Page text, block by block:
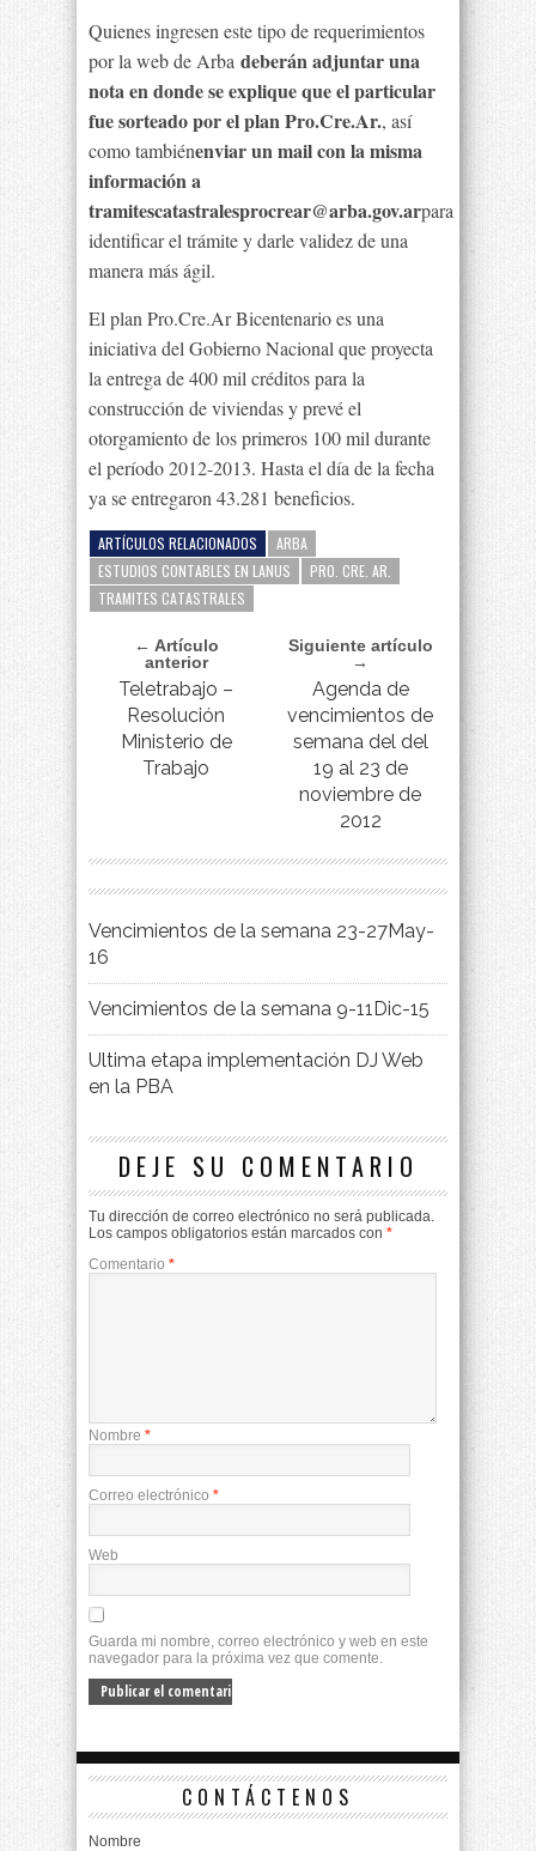
Quienes ingresen este tipo de requerimientos
por la web de Arba deberán adjuntar una
nota en donde se explique que el particular
fue sorteado por el plan Pro.Cre.Ar., así
como tambiénenviar un mail con la misma
información a
tramitescatastralesprocrear@arba.gov.arpara
identificar el trámite y darle validez de una
manera más ágil.
El plan Pro.Cre.Ar Bicentenario es una
iniciativa del Gobierno Nacional que proyecta
la entrega de 400 mil créditos para la
construcción de viviendas y prevé el
otorgamiento de los primeros 100 mil durante
el período 2012-2013. Hasta el día de la fecha
ya se entregaron 43.281 beneficios.
ARTÍCULOS RELACIONADOS
ARBA
ESTUDIOS CONTABLES EN LANUS
PRO. CRE. AR.
TRAMITES CATASTRALES
← Artículo
anterior
Teletrabajo –
Resolución
Ministerio de
Trabajo
Siguiente artículo
→
Agenda de
vencimientos de
semana del del
19 al 23 de
noviembre de
2012
Vencimientos de la semana 23-27May-
16
Vencimientos de la semana 9-11Dic-15
Ultima etapa implementación DJ Web
en la PBA
DEJE SU COMENTARIO
Tu dirección de correo electrónico no será publicada.
Los campos obligatorios están marcados con *
Comentario *
Nombre *
Correo electrónico *
Web
Guarda mi nombre, correo electrónico y web en este
navegador para la próxima vez que comente.
CONTÁCTENOS
Nombre